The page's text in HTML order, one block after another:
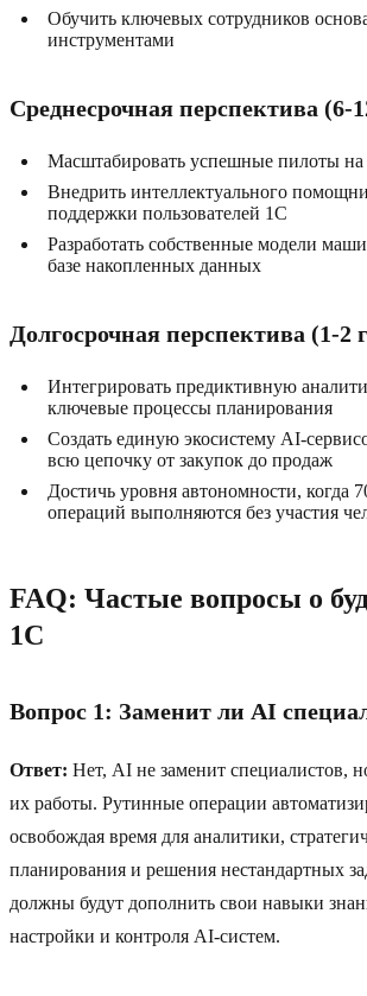
Обучить ключевых сотрудников
инструментами
Среднесрочная перспектива (6-
Масштабировать успешные пилоты на
Внедрить интеллектуального
поддержки пользователей 1C
Разработать собственные модели
базе накопленных данных
Долгосрочная перспектива (1-2
Интегрировать предиктивную
ключевые процессы планирования
Создать единую экосистему AI-
всю цепочку от закупок до продаж
Достичь уровня автономности, когда
операций выполняются без участия
FAQ: Частые вопросы о
1C
Вопрос 1: Заменит ли AI
Ответ: Нет, AI не заменит специалистов,
их работы. Рутинные операции
освобождая время для аналитики,
планирования и решения нестандартных
должны будут дополнить свои навыки
настройки и контроля AI-систем.